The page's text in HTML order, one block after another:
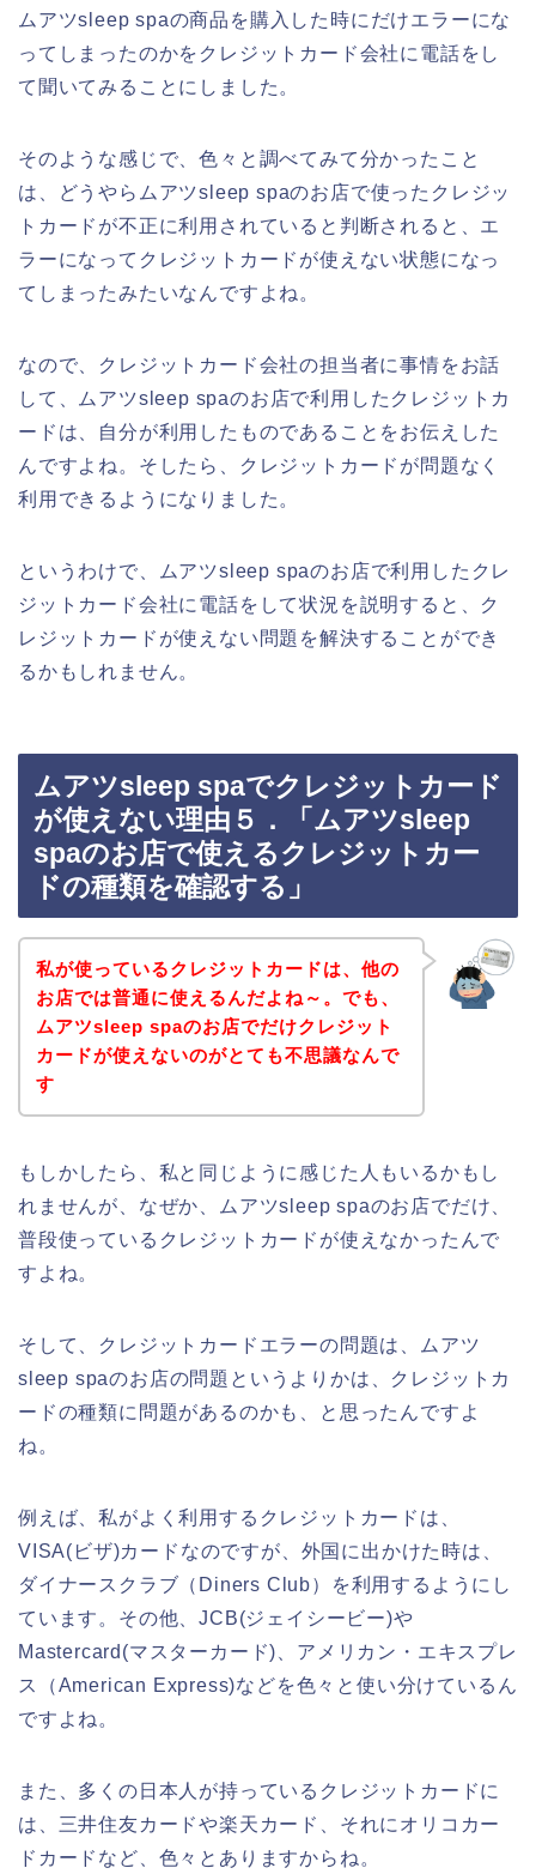
ムアツsleep spaの商品を購入した時にだけエラーにな
ってしまったのかをクレジットカード会社に電話をし
て聞いてみることにしました。
そのような感じで、色々と調べてみて分かったこと
は、どうやらムアツsleep spaのお店で使ったクレジッ
トカードが不正に利用されていると判断されると、エ
ラーになってクレジットカードが使えない状態になっ
てしまったみたいなんですよね。
なので、クレジットカード会社の担当者に事情をお話
して、ムアツsleep spaのお店で利用したクレジットカ
ードは、自分が利用したものであることをお伝えした
んですよね。そしたら、クレジットカードが問題なく
利用できるようになりました。
というわけで、ムアツsleep spaのお店で利用したクレ
ジットカード会社に電話をして状況を説明すると、ク
レジットカードが使えない問題を解決することができ
るかもしれません。
ムアツsleep spaでクレジットカード
が使えない理由５．「ムアツsleep
spaのお店で使えるクレジットカー
ドの種類を確認する」
私が使っているクレジットカードは、他の
お店では普通に使えるんだよね～。でも、
ムアツsleep spaのお店でだけクレジット
カードが使えないのがとても不思議なんで
す
もしかしたら、私と同じように感じた人もいるかもし
れませんが、なぜか、ムアツsleep spaのお店でだけ、
普段使っているクレジットカードが使えなかったんで
すよね。
そして、クレジットカードエラーの問題は、ムアツ
sleep spaのお店の問題というよりかは、クレジットカ
ードの種類に問題があるのかも、と思ったんですよ
ね。
例えば、私がよく利用するクレジットカードは、
VISA(ビザ)カードなのですが、外国に出かけた時は、
ダイナースクラブ（Diners Club）を利用するようにし
ています。その他、JCB(ジェイシービー)や
Mastercard(マスターカード)、アメリカン・エキスプレ
ス（American Express)などを色々と使い分けているん
ですよね。
また、多くの日本人が持っているクレジットカードに
は、三井住友カードや楽天カード、それにオリコカー
ドカードなど、色々とありますからね。